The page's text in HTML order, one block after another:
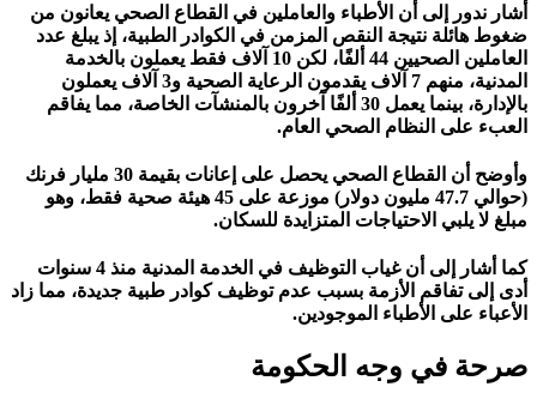
أشار ندور إلى أن الأطباء والعاملين في القطاع الصحي يعانون من
ضغوط هائلة نتيجة النقص المزمن في الكوادر الطبية، إذ يبلغ عدد
العاملين الصحيين 44 ألفًا، لكن 10 آلاف فقط يعملون بالخدمة
المدنية، منهم 7 آلاف يقدمون الرعاية الصحية و3 آلاف يعملون
بالإدارة، بينما يعمل 30 ألفًا آخرون بالمنشآت الخاصة، مما يفاقم
العبء على النظام الصحي العام.
وأوضح أن القطاع الصحي يحصل على إعانات بقيمة 30 مليار فرنك
(حوالي 47.7 مليون دولار) موزعة على 45 هيئة صحية فقط، وهو
مبلغ لا يلبي الاحتياجات المتزايدة للسكان.
كما أشار إلى أن غياب التوظيف في الخدمة المدنية منذ 4 سنوات
أدى إلى تفاقم الأزمة بسبب عدم توظيف كوادر طبية جديدة، مما زاد
الأعباء على الأطباء الموجودين.
صرحة في وجه الحكومة